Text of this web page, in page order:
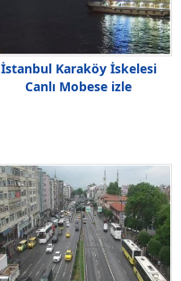
İstanbul Karaköy İskelesi
Canlı Mobese izle